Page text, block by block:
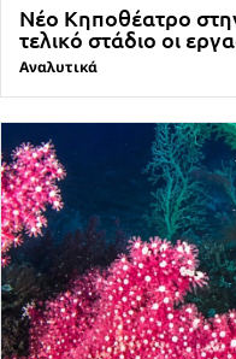
Νέο Κηποθέατρο
τελικό στάδιο οι
Αναλυτικά